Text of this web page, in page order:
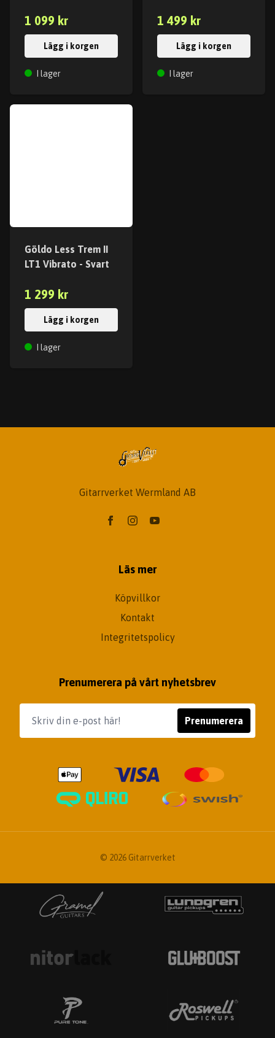
1 099 kr
Lägg i korgen
I lager
1 499 kr
Lägg i korgen
I lager
Göldo Less Trem II
LT1 Vibrato - Svart
1 299 kr
Lägg i korgen
I lager
Gitarrverket Wermland AB
Läs mer
Köpvillkor
Kontakt
Integritetspolicy
Prenumerera på vårt nyhetsbrev
Prenumerera
© 2026 Gitarrverket